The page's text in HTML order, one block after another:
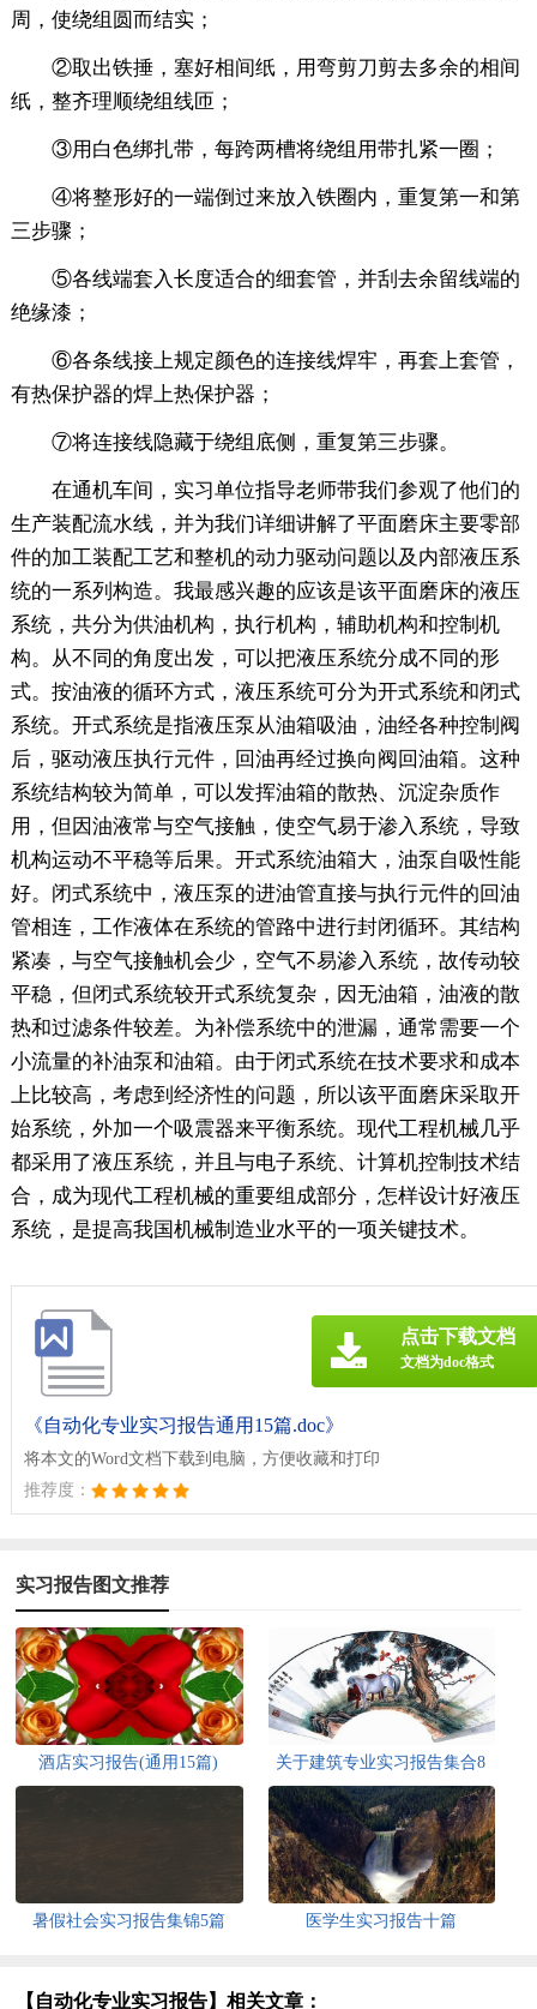
周，使绕组圆而结实；
②取出铁捶，塞好相间纸，用弯剪刀剪去多余的相间
纸，整齐理顺绕组线匝；
③用白色绑扎带，每跨两槽将绕组用带扎紧一圈；
④将整形好的一端倒过来放入铁圈内，重复第一和第
三步骤；
⑤各线端套入长度适合的细套管，并刮去余留线端的
绝缘漆；
⑥各条线接上规定颜色的连接线焊牢，再套上套管，
有热保护器的焊上热保护器；
⑦将连接线隐藏于绕组底侧，重复第三步骤。
在通机车间，实习单位指导老师带我们参观了他们的
生产装配流水线，并为我们详细讲解了平面磨床主要零部
件的加工装配工艺和整机的动力驱动问题以及内部液压系
统的一系列构造。我最感兴趣的应该是该平面磨床的液压
系统，共分为供油机构，执行机构，辅助机构和控制机
构。从不同的角度出发，可以把液压系统分成不同的形
式。按油液的循环方式，液压系统可分为开式系统和闭式
系统。开式系统是指液压泵从油箱吸油，油经各种控制阀
后，驱动液压执行元件，回油再经过换向阀回油箱。这种
系统结构较为简单，可以发挥油箱的散热、沉淀杂质作
用，但因油液常与空气接触，使空气易于渗入系统，导致
机构运动不平稳等后果。开式系统油箱大，油泵自吸性能
好。闭式系统中，液压泵的进油管直接与执行元件的回油
管相连，工作液体在系统的管路中进行封闭循环。其结构
紧凑，与空气接触机会少，空气不易渗入系统，故传动较
平稳，但闭式系统较开式系统复杂，因无油箱，油液的散
热和过滤条件较差。为补偿系统中的泄漏，通常需要一个
小流量的补油泵和油箱。由于闭式系统在技术要求和成本
上比较高，考虑到经济性的问题，所以该平面磨床采取开
始系统，外加一个吸震器来平衡系统。现代工程机械几乎
都采用了液压系统，并且与电子系统、计算机控制技术结
合，成为现代工程机械的重要组成部分，怎样设计好液压
系统，是提高我国机械制造业水平的一项关键技术。
《自动化专业实习报告通用15篇.doc》
将本文的Word文档下载到电脑，方便收藏和打印
推荐度：
点击下载文档
文档为doc格式
实习报告图文推荐
酒店实习报告(通用15篇)
关于建筑专业实习报告集合8
篇
暑假社会实习报告集锦5篇 医学生实习报告十篇
【自动化专业实习报告】相关文章：